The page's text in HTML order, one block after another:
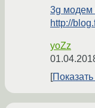
3g модем
http://
yoZz
Показать